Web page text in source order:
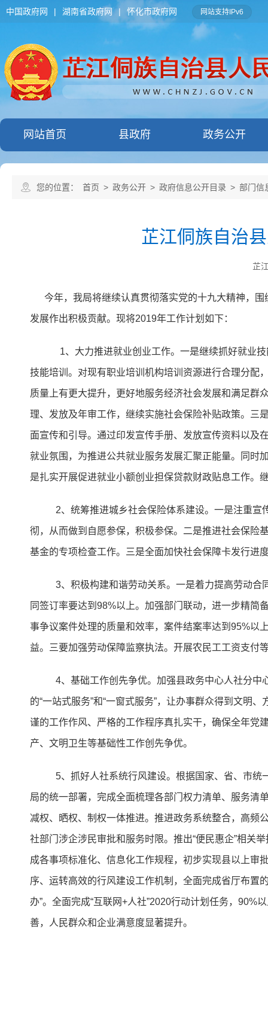
中国政府网 | 湖南省政府网 | 怀化市政府网 网站支持IPv6
网站首页 县政府 政务公开
您的位置： 首页 > 政务公开 > 政府信息公开目录 > 部门信
芷江侗族自治
芷
今年，我局将继续认真贯彻落实党的十九大精神，围
发展作出积极贡献。现将2019年工作计划如下：
1、大力推进就业创业工作。一是继续抓好就业
技能培训。对现有职业培训机构培训资源进行合理分配
质量上有更大提升，更好地服务经济社会发展和满足群
理、发放及年审工作，继续实施社会保险补贴政策。三
面宣传和引导。通过印发宣传手册、发放宣传资料以及
就业氛围，为推进公共就业服务发展汇聚正能量。同时
是扎实开展促进就业小额创业担保贷款财政贴息工作。
2、统筹推进城乡社会保险体系建设。一是注重
彻，从而做到自愿参保，积极参保。二是推进社会保险
基金的专项检查工作。三是全面加快社会保障卡发行进
3、积极构建和谐劳动关系。一是着力提高劳动
同签订率要达到98%以上。加强部门联动，进一步精简
事争议案件处理的质量和效率，案件结案率达到95%以
益。三要加强劳动保障监察执法。开展农民工工资支付
4、基础工作创先争优。加强县政务中心人社分
的“一站式服务”和“一窗式服务”，让办事群众得到文明
谨的工作作风、严格的工作程序真扎实干，确保全年党
产、文明卫生等基础性工作创先争优。
5、抓好人社系统行风建设。根据国家、省、市
局的统一部署，完成全面梳理各部门权力清单、服务清
减权、晒权、制权一体推进。推进政务系统整合，高频
社部门涉企涉民审批和服务时限。推出“便民惠企”相关
成各事项标准化、信息化工作规程，初步实现县以上审
序、运转高效的行风建设工作机制，全面完成省厅布置
办”。全面完成“互联网+人社”2020行动计划任务，
善，人民群众和企业满意度显著提升。